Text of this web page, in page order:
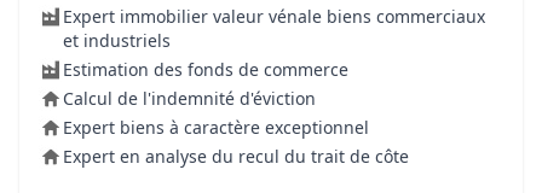
Expert immobilier valeur vénale biens commerciaux
et industriels
Estimation des fonds de commerce
Calcul de l'indemnité d'éviction
Expert biens à caractère exceptionnel
Expert en analyse du recul du trait de côte